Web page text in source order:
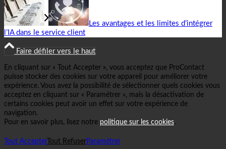
Les avantages et les limites d’intégrer
l’IA dans le service client
Faire défiler vers le haut
En cliquant sur « Tout Accepter », vous acceptez que ProContact
puisse stocker des cookies sur votre appareil pour améliorer votre
expérience. Vous avez la possibilité de sélectionner quels cookies vous
acceptez en cliquant sur « Paramétrer », mais la désactivation de
certains cookies peut avoir un effet sur votre expérience de
navigation.
Pour en savoir plus, lisez notre politique sur les cookies.
Tout AccepterTout RefuserParamétrer